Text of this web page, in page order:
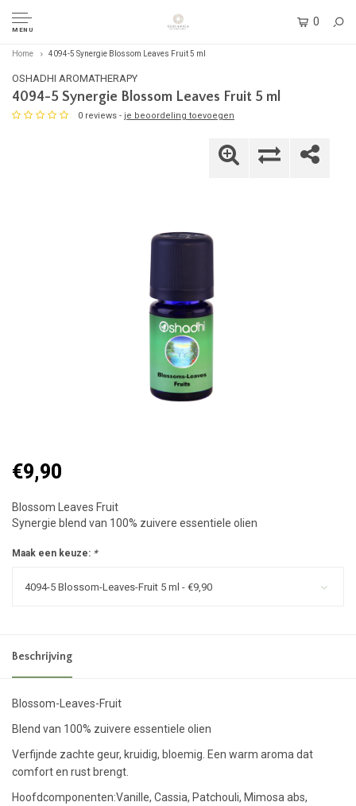
MENU
0
Home 4094-5 Synergie Blossom Leaves Fruit 5 ml
OSHADHI AROMATHERAPY
4094-5 Synergie Blossom Leaves Fruit 5 ml
0 reviews - je beoordeling toevoegen
€9,90
Blossom Leaves Fruit
Synergie blend van 100% zuivere essentiele olien
Maak een keuze: *
4094-5 Blossom-Leaves-Fruit 5 ml - €9,90
Beschrijving
Blossom-Leaves-Fruit
Blend van 100% zuivere essentiele olien
Verfijnde zachte geur, kruidig, bloemig. Een warm aroma dat
comfort en rust brengt.
Hoofdcomponenten:Vanille, Cassia, Patchouli, Mimosa abs,